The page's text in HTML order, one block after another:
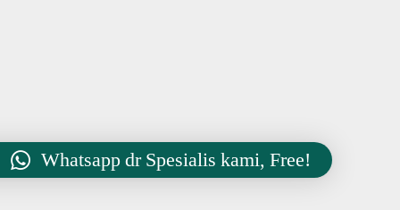
Whatsapp dr Spesialis kami, Free!